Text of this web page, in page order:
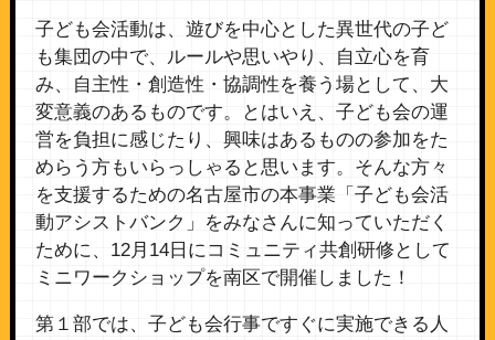
子ども会活動は、遊びを中心とした異世代の子ど
も集団の中で、ルールや思いやり、自立心を育
み、自主性・創造性・協調性を養う場として、大
変意義のあるものです。とはいえ、子ども会の運
営を負担に感じたり、興味はあるものの参加をた
めらう方もいらっしゃると思います。そんな方々
を支援するための名古屋市の本事業「子ども会活
動アシストバンク」をみなさんに知っていただく
ために、12月14日にコミュニティ共創研修として
ミニワークショップを南区で開催しました！
第１部では、子ども会行事ですぐに実施できる人